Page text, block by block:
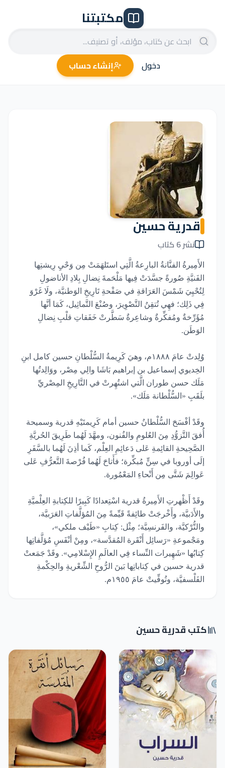
مكتبتنا
دخول إنشاء حساب
قدرية حسين
نشر 6 كتاب
الأَمِيرةُ الفنَّانةُ البارِعةُ الَّتِي استَلهَمَتْ مِن وَحْيِ رِيشتِها
الفَنيَّةِ صُورةً جسَّدَتْ فِيها مَلْحَمةَ نِضالِ بِلادِ الأناضولِ
لِتُحْيِيَ شَمْسَ العَرَاقةِ في صَفْحةِ تَارِيخِ الوَطنيَّة، ولَا غَرْوَ
فِي ذَلِك؛ فهِي تُتقِنُ التَّصْوِيرَ، وصُنْعَ التَّماثِيل، كَمَا أنَّها
مُؤَرِّخةٌ ومُفكِّرةٌ وشاعِرةٌ سَطَّرتْ خَفَقاتِ قلْبِ نِضالِ
الوَطَن.
وُلِدتْ عامَ ١٨٨٨م، وهيَ كَرِيمةُ السُّلْطانِ حسين كامل ابنِ
الخِديوي إسماعيل بن إبراهيم بَاشَا والِي مِصْر، ووَالِدتُها
مَلَك حسن طوران الَّتي اشتُهِرتْ في التَّارِيخِ المِصْريِّ
بلَقَبِ «السُّلْطانة مَلَك».
وقَدْ أفْسَحَ السُّلْطانُ حسين أمام كَرِيمتَيْهِ قدرية وسميحة
أُفقَ التَّزوُّدِ مِنَ العُلومِ والفُنون، ومهَّدَ لَهُما طَرِيقَ الحُريَّةِ
الصَّحِيحةِ القائِمةِ عَلى دَعائِمِ العِلْم، كَما أذِنَ لَهُما بالسَّفَرِ
إلَى أوروبا في سِنٍّ مُبكِّرة؛ فأَتاحَ لَهُما فُرْصةَ التَّعرُّفِ عَلى
عَوالِمَ شَتَّى مِن أَنْحاءِ المَعْمُورة.
وقَدْ أَظْهرتِ الأَمِيرةُ قدرية اسْتِعدادًا كَبِيرًا للكِتابةِ العِلْميَّةِ
والأَدَبيَّة، وأَخْرجَتْ طائِفةً قَيِّمةً مِنَ المُؤلَّفاتِ العَرَبيَّة،
والتُّرْكيَّة، والفَرنسِيَّة؛ مِثْل: كِتابِ «طَيْف ملكي»،
ومَجْموعةِ «رَسائِل أَنْقَرة المُقدَّسة»، ومِنْ أنْفَسِ مُؤلَّفاتِها
كِتابُها «شَهِيرات النِّساء فِي العالَمِ الإِسْلامِي». وقَدْ جَمَعتْ
قدرية حسين في كِتاباتِها بَينَ الرُّوحِ الشِّعْريةِ والحِكْمةِ
الفَلْسفيَّة، وتُوفِّيتْ عامَ ١٩٥٥م.
كتب قدرية حسين